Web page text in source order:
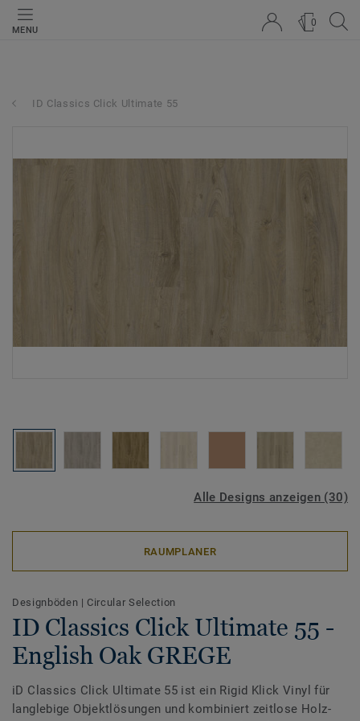
MENU
0
ID Classics Click Ultimate 55
Alle Designs anzeigen (30)
RAUMPLANER
Designböden | Circular Selection
ID Classics Click Ultimate 55 -
English Oak GREGE
iD Classics Click Ultimate 55 ist ein Rigid Klick Vinyl für
langlebige Objektlösungen und kombiniert zeitlose Holz-